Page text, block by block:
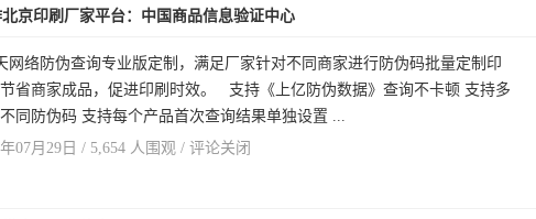
京印刷厂家平台：中国商品信息验证中心
网络防伪查询专业版定制，满足厂家针对不同商家进行防伪码批量定制印
省商家成品，促进印刷时效。 支持《上亿防伪数据》查询不卡顿 支持多
同防伪码 支持每个产品首次查询结果单独设置 ...
07月29日 / 5,654 人围观 / 评论关闭